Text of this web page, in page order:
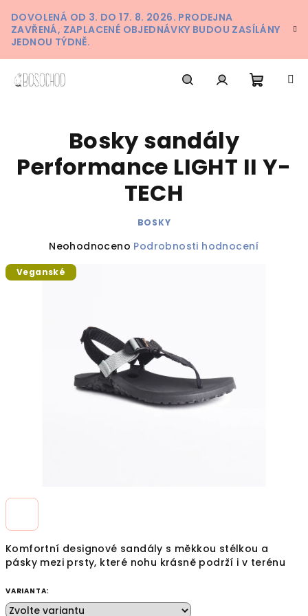
na
obsah
DOVOLENÁ OD 3. DO 17. 8. 2026. PRODEJNA
ZAVŘENÁ, ZAPLACENÉ OBJEDNÁVKY BUDOU ZASÍLÁNY
JEDNOU TÝDNĚ.
Komfortní designové sandály s měkkou stélkou a
pásky mezi prsty, které nohu krásně podrží i v terénu
VARIANTA:
Bosky sandály
Performance LIGHT II Y-
TECH
BOSKY
Průměrné
produktu
hvězdiček.
Neohodnoceno Podrobnosti hodnocení
Veganské